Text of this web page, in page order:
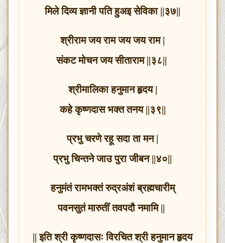
मिले दिव्य ज्ञानी पति हुअइ सेविका ||३७||
श्रीराम जय राम जय जय राम |
संकट मोचन जय सीताराम ||३८||
श्रीमालिका हनुमान हृदय |
कहे कृष्णदास भक्त तनय ||३९||
प्रभु चरणे रहू सदा ता मन |
प्रभु चिन्तने जाउ पुरा जीबन ||४०||
हनुमंतं रामभक्तं रुद्रअंशं ब्रह्मचारीम्
पवनसुतं मारुतीं तवपदौ नमामि ||
|| इति श्री कृष्णदासः विरचित श्री हनुमान हृदय